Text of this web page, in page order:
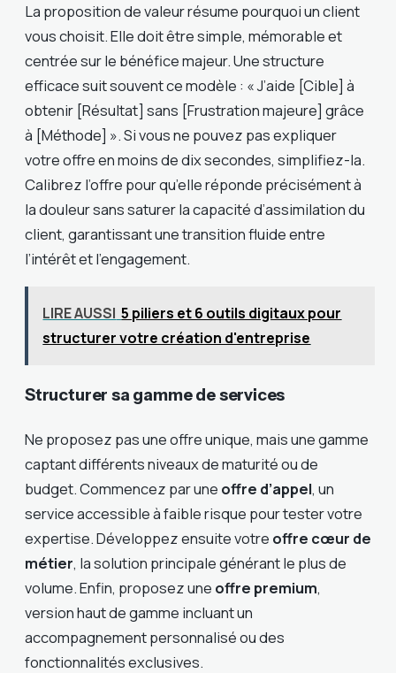
La proposition de valeur résume pourquoi un client
vous choisit. Elle doit être simple, mémorable et
centrée sur le bénéfice majeur. Une structure
efficace suit souvent ce modèle : « J’aide [Cible] à
obtenir [Résultat] sans [Frustration majeure] grâce
à [Méthode] ». Si vous ne pouvez pas expliquer
votre offre en moins de dix secondes, simplifiez-la.
Calibrez l’offre pour qu’elle réponde précisément à
la douleur sans saturer la capacité d’assimilation du
client, garantissant une transition fluide entre
l’intérêt et l’engagement.
LIRE AUSSI 5 piliers et 6 outils digitaux pour
structurer votre création d'entreprise
Structurer sa gamme de services
Ne proposez pas une offre unique, mais une gamme
captant différents niveaux de maturité ou de
budget. Commencez par une offre d’appel, un
service accessible à faible risque pour tester votre
expertise. Développez ensuite votre offre cœur de
métier, la solution principale générant le plus de
volume. Enfin, proposez une offre premium,
version haut de gamme incluant un
accompagnement personnalisé ou des
fonctionnalités exclusives.